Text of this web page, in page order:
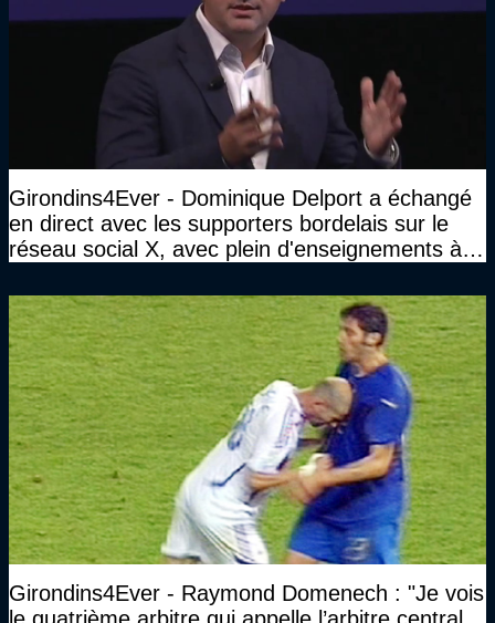
Girondins4Ever - Dominique Delport a échangé
en direct avec les supporters bordelais sur le
réseau social X, avec plein d'enseignements à la
Girondins4Ever - Raymond Domenech : "Je vois